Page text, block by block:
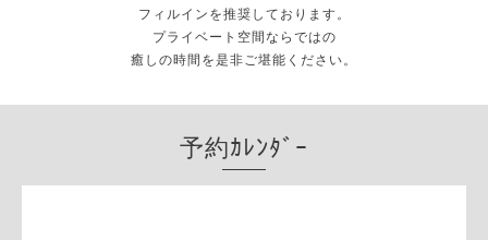
フィルインを推奨しております。
プライベート空間ならではの
癒しの時間を是非ご堪能ください。
予約ｶﾚﾝﾀﾞｰ